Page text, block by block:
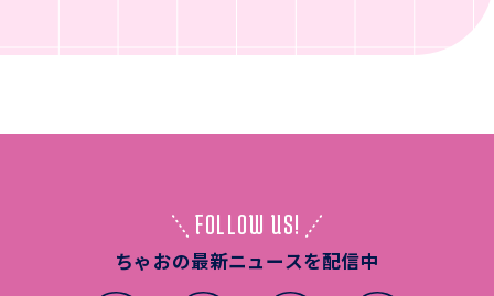
FOLLOW US!
ちゃおの最新ニュースを配信中